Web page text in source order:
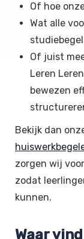
Of hoe
Wat alle
Of juist
Leren
bewezen
Bekijk dan
zorgen wij
zodat
kunnen.
Waar